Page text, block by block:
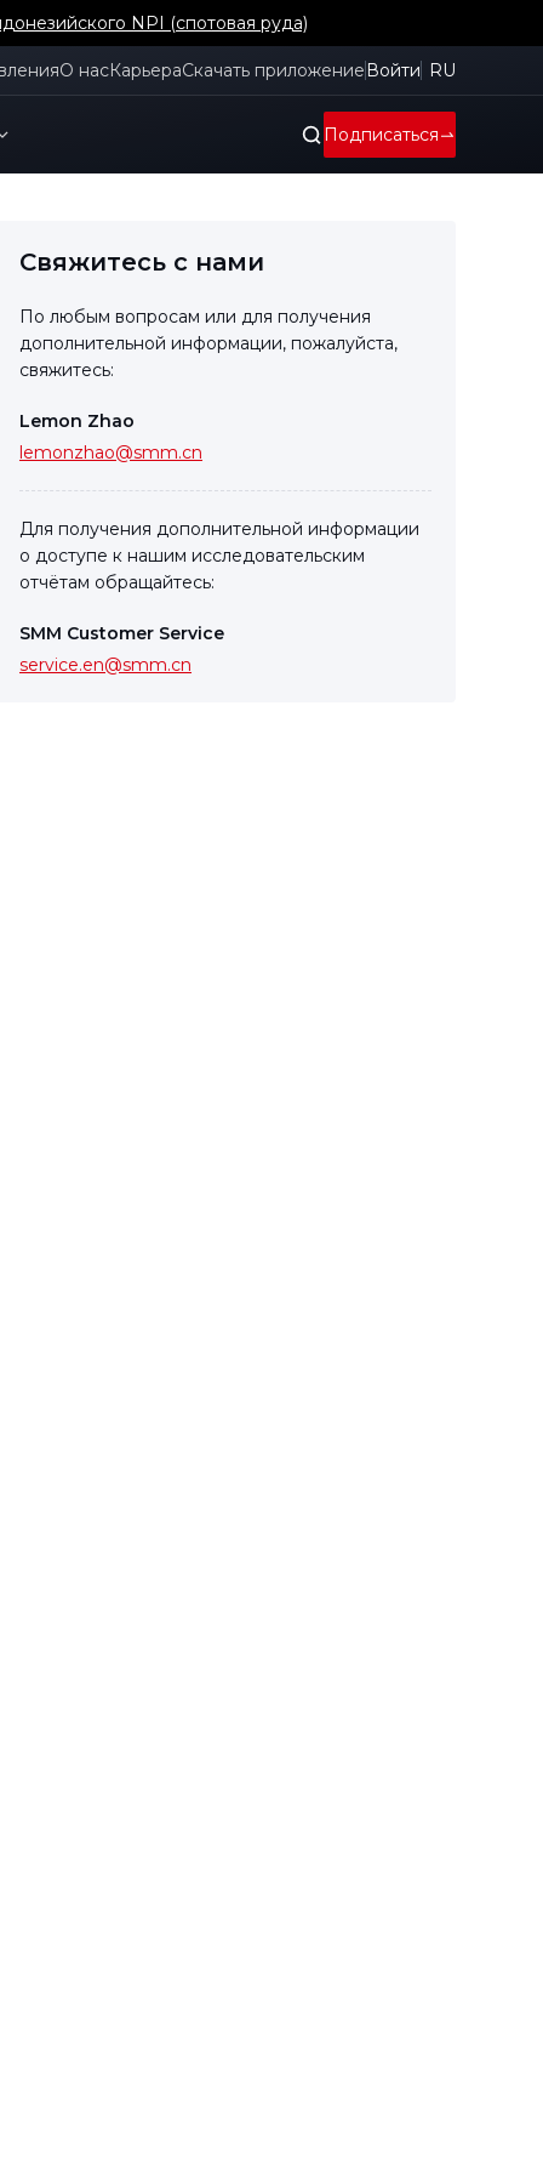
NPI (спотовая руда)
О насКарьераСкачать приложение Войти RU
Подписаться
Свяжитесь с нами
По любым вопросам или для получения
дополнительной информации, пожалуйста,
свяжитесь:
Lemon Zhao
lemonzhao@smm.cn
Для получения дополнительной информации
о доступе к нашим исследовательским
отчётам обращайтесь:
SMM Customer Service
service.en@smm.cn